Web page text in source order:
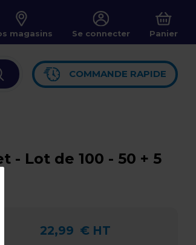
magasins Se connecter Panier
COMMANDE RAPIDE
- Lot de 100 - 50 + 5
22,99 € HT